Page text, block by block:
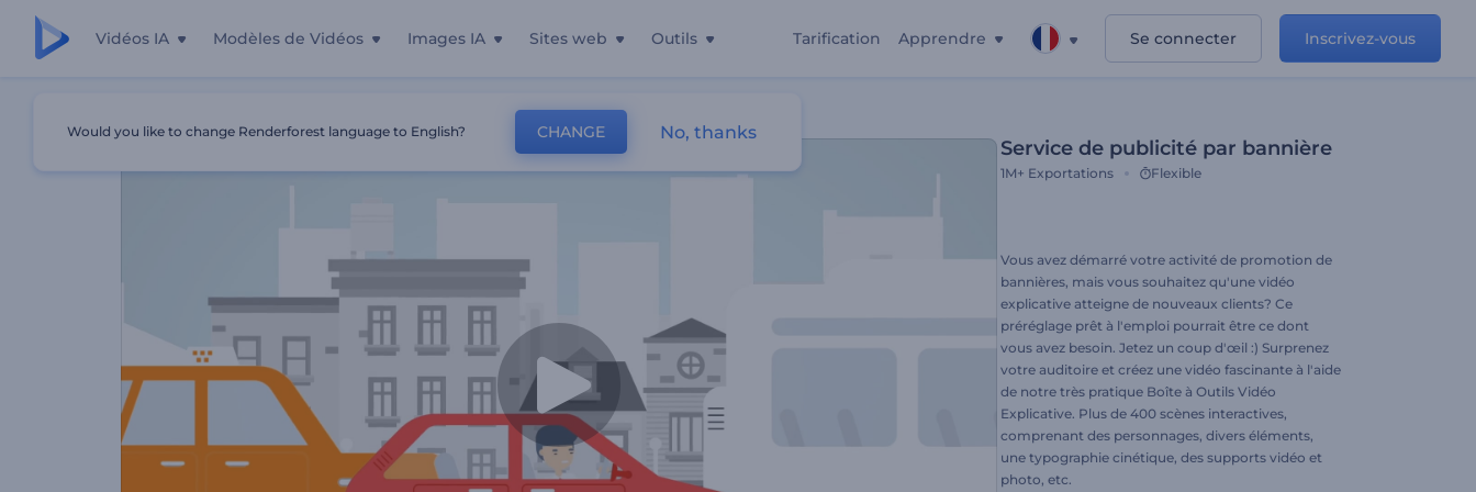
Vidéos IA Modèles de Vidéos Images IA Sites web Outils Tarification Apprendre Se connecter Inscrivez-vous
Service de publicité par bannière
1M+ Exportations Flexible
Vous avez démarré votre activité de promotion de
bannières, mais vous souhaitez qu'une vidéo
explicative atteigne de nouveaux clients? Ce
préréglage prêt à l'emploi pourrait être ce dont
vous avez besoin. Jetez un coup d'œil :) Surprenez
votre auditoire et créez une vidéo fascinante à l'aide
de notre très pratique Boîte à Outils Vidéo
Explicative. Plus de 400 scènes interactives,
comprenant des personnages, divers éléments,
une typographie cinétique, des supports vidéo et
photo, etc.
Would you like to change Renderforest language to English? CHANGE No, thanks